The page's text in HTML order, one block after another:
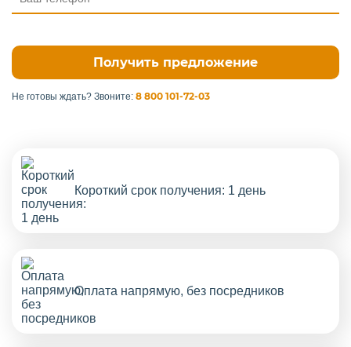
Не готовы ждать? Звоните: 8 800 101-72-03
Короткий срок получения: 1 день
Оплата напрямую, без посредников